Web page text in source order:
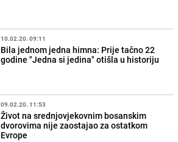
10.02.20. 09:11
Bila jednom jedna himna: Prije tačno 22
godine "Jedna si jedina" otišla u historiju
09.02.20. 11:53
Život na srednjovjekovnim bosanskim
dvorovima nije zaostajao za ostatkom
Evrope